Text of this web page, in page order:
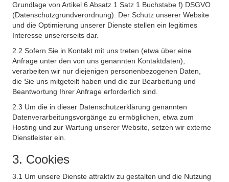
Grundlage von Artikel 6 Absatz 1 Satz 1 Buchstabe f) DSGVO
(Datenschutzgrundverordnung). Der Schutz unserer Website
und die Optimierung unserer Dienste stellen ein legitimes
Interesse unsererseits dar.
2.2 Sofern Sie in Kontakt mit uns treten (etwa über eine
Anfrage unter den von uns genannten Kontaktdaten),
verarbeiten wir nur diejenigen personenbezogenen Daten,
die Sie uns mitgeteilt haben und die zur Bearbeitung und
Beantwortung Ihrer Anfrage erforderlich sind.
2.3 Um die in dieser Datenschutzerklärung genannten
Datenverarbeitungsvorgänge zu ermöglichen, etwa zum
Hosting und zur Wartung unserer Website, setzen wir externe
Dienstleister ein.
3. Cookies
3.1 Um unsere Dienste attraktiv zu gestalten und die Nutzung